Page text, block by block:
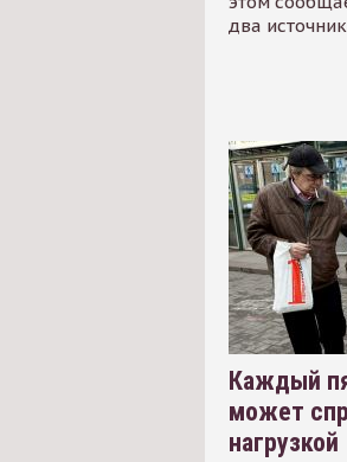
два
Каждый
может
нагрузкой